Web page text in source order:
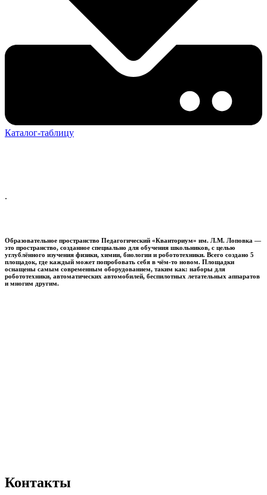
Каталог-таблицу
.
Образовательное пространство Педагогический «Кванториум» им. Л.М. Лоповка —
это пространство, созданное специально для обучения школьников, с целью
углублённого изучения физики, химии, биологии и робототехники. Всего создано 5
площадок, где каждый может попробовать себя в чём-то новом. Площадки
оснащены самым современным оборудованием, таким как: наборы для
робототехники, автоматических автомобилей, беспилотных летательных аппаратов
и многим другим.
Контакты